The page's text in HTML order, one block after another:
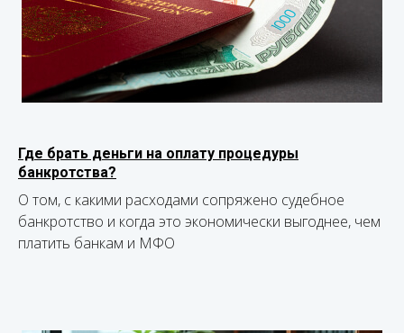
Где брать деньги на оплату процедуры
банкротства?
О том, с какими расходами сопряжено судебное
банкротство и когда это экономически выгоднее, чем
платить банкам и МФО